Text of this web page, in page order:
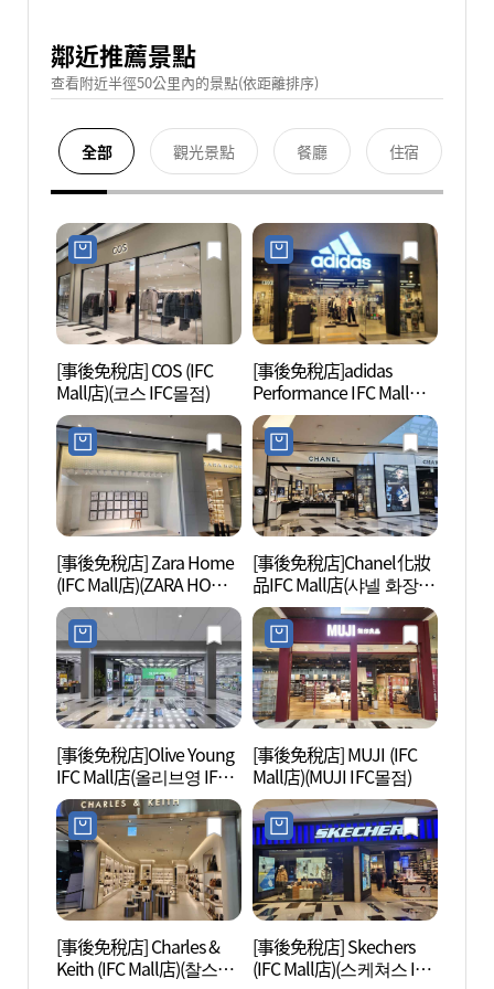
鄰近推薦景點
查看附近半徑50公里內的景點(依距離排序)
全部 觀光景點 餐廳 住宿
[事後免稅店] COS (IFC
Mall店)(코스 IFC몰점)
[事後免稅店]adidas
Performance IFC Mall店
(아디다스 퍼포먼스 IFC몰
점)
[事後免稅店] Zara Home
(IFC Mall店)(ZARA HOME
IFC몰점)
[事後免稅店]Chanel化妝
品IFC Mall店(샤넬 화장품
IFC몰점)
[事後免稅店]Olive Young
IFC Mall店(올리브영 IFC
몰점)
[事後免稅店] MUJI (IFC
Mall店)(MUJI IFC몰점)
[事後免稅店] Charles &
Keith (IFC Mall店)(찰스앤
[事後免稅店] Skechers
(IFC Mall店)(스케쳐스 IFC